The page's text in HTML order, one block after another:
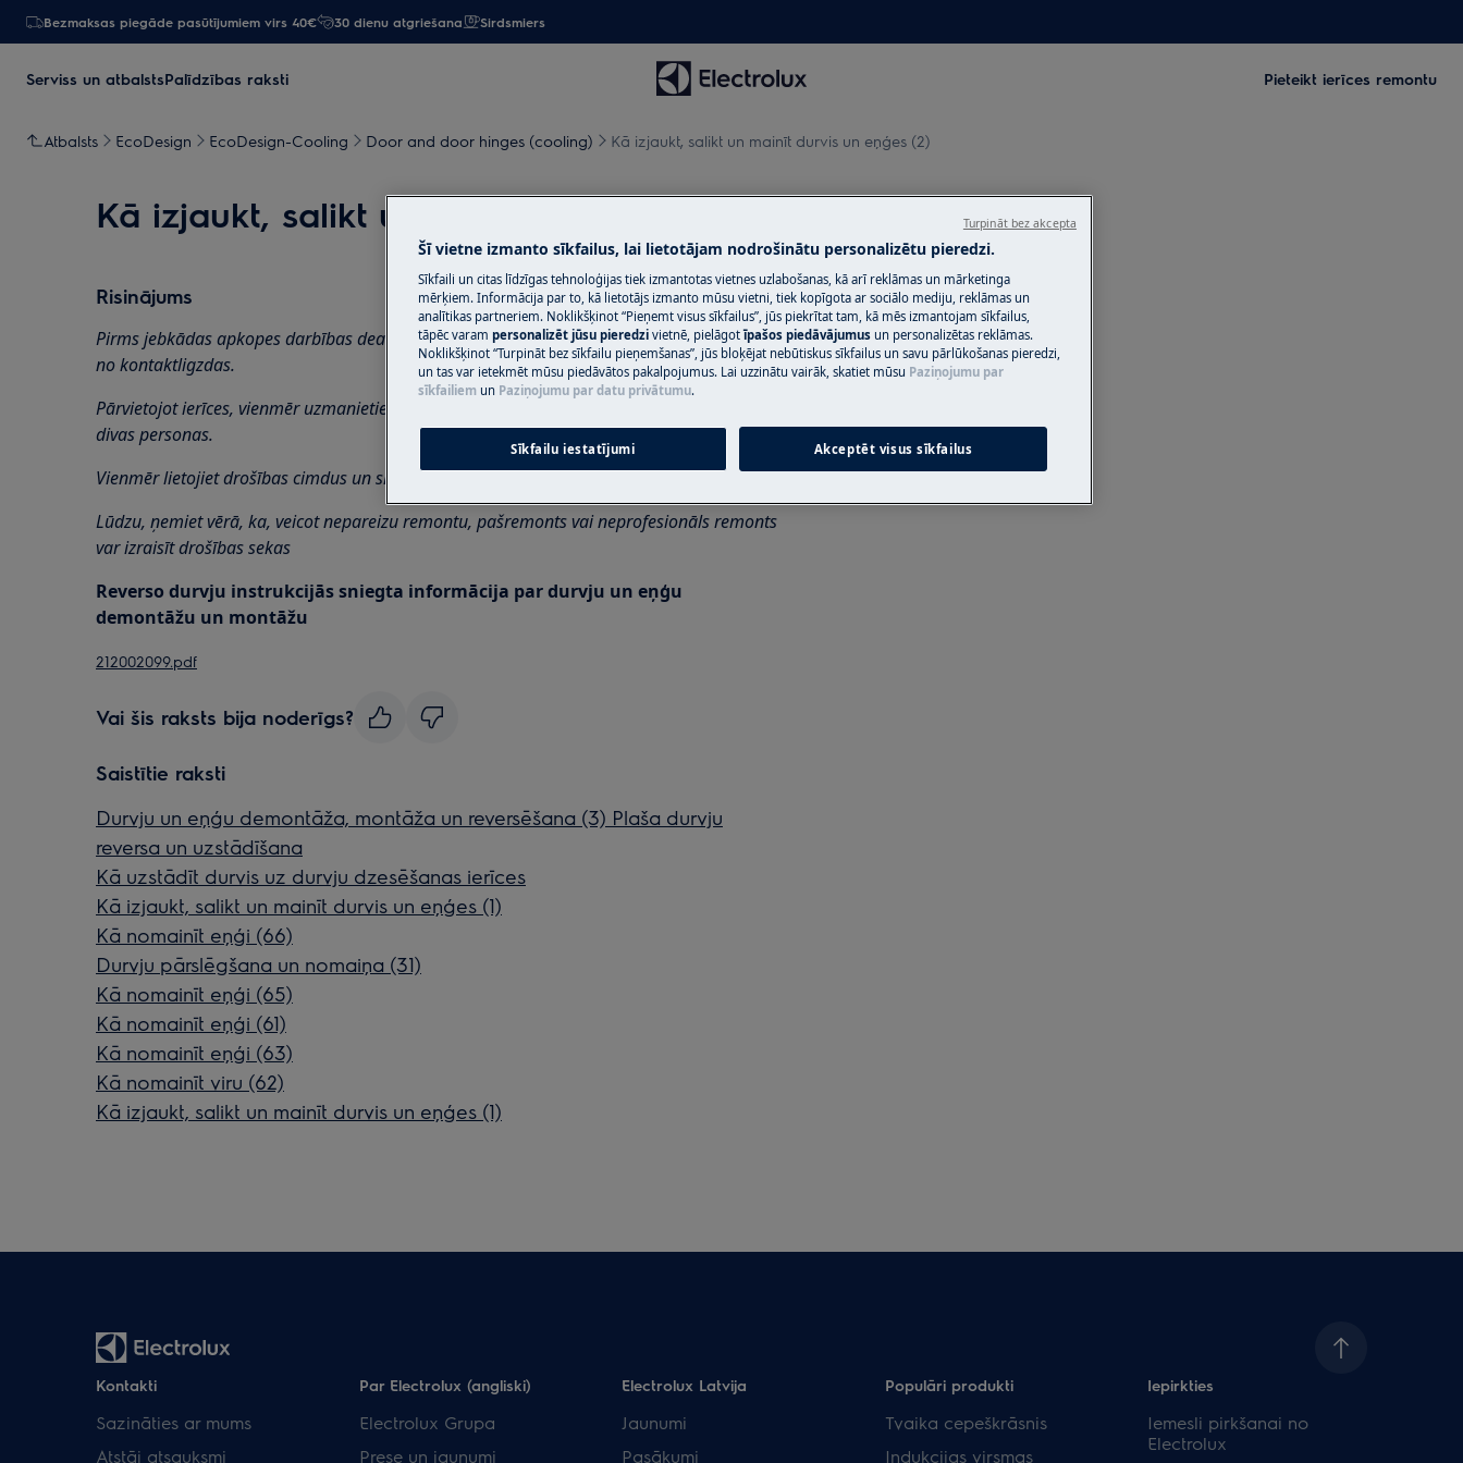
Bezmaksas piegāde pasūtījumiem virs 40€ 30 dienu atgriešana Sirdsmiers
Serviss un atbalstsPalīdzības raksti Pieteikt ierīces remontu
Atbalsts EcoDesign EcoDesign-Cooling Door and door hinges (cooling) Kā izjaukt, salikt un mainīt durvis un eņģes (2)
Kā izjaukt, salikt un mainīt durvis un eņģes (2)
Risinājums
Pirms jebkādas apkopes darbības deaktivizējiet ierīci un atvienojiet strāvas kontaktdakšu
nokontaktligzdas.
Pārvietojot ierīces, vienmēr uzmanieties, jo smago ierīču pārvietošanai ir nepieciešamas
divas personas.
Vienmēr lietojiet drošības cimdus un slēgtus apavus.
Lūdzu, ņemiet vērā, ka, veicot nepareizu remontu, pašremonts vai neprofesionāls remonts
var izraisīt drošības sekas
Reverso durvju instrukcijās sniegta informācija par durvju un eņģu
demontāžu un montāžu
212002099.pdf
Vai šis raksts bija noderīgs?
Saistītie raksti
Durvju un eņģu demontāža, montāža un reversēšana (3) Plaša durvju
reversa un uzstādīšana
Kā uzstādīt durvis uz durvju dzesēšanas ierīces
Kā izjaukt, salikt un mainīt durvis un eņģes (1)
Kā nomainīt eņģi (66)
Durvju pārslēgšana un nomaiņa (31)
Kā nomainīt eņģi (65)
Kā nomainīt eņģi (61)
Kā nomainīt eņģi (63)
Kā nomainīt viru (62)
Kā izjaukt, salikt un mainīt durvis un eņģes (1)
Kontakti
Sazināties ar mums
Atstāj atsauksmi
Par Electrolux (angliski)
Electrolux Grupa
Prese un jaunumi
Electrolux Latvija
Jaunumi
Pasākumi
Populāri produkti
Tvaika cepeškrāsnis
Indukcijas virsmas
Iepirkties
Iemesli pirkšanai no
Electrolux
Šī vietne izmanto sīkfailus, lai lietotājam nodrošinātu personalizētu pieredzi.
Sīkfaili un citas līdzīgas tehnoloģijas tiek izmantotas vietnes uzlabošanas, kā arī reklāmas un mārketinga
mērķiem. Informācija par to, kā lietotājs izmanto mūsu vietni, tiek kopīgota ar sociālo mediju, reklāmas un
analītikas partneriem. Noklikšķinot “Pieņemt visus sīkfailus”, jūs piekrītat tam, kā mēs izmantojam sīkfailus,
tāpēc varam personalizēt jūsu pieredzi vietnē, pielāgotīpašos piedāvājumus un personalizētas reklāmas.
Noklikšķinot “Turpināt bez sīkfailu pieņemšanas”, jūs bloķējat nebūtiskus sīkfailus un savu pārlūkošanas pieredzi,
un tas var ietekmēt mūsu piedāvātos pakalpojumus. Lai uzzinātu vairāk, skatiet mūsu Paziņojumu par
sīkfailiem un Paziņojumu par datu privātumu.
Sīkfailu iestatījumi Akceptēt visus sīkfailus
Turpināt bez akcepta